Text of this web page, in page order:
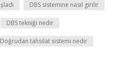
DBS sistemine nasıl girilir
DBS tekniği nedir
Doğrudan tahsilat sistemi nedir